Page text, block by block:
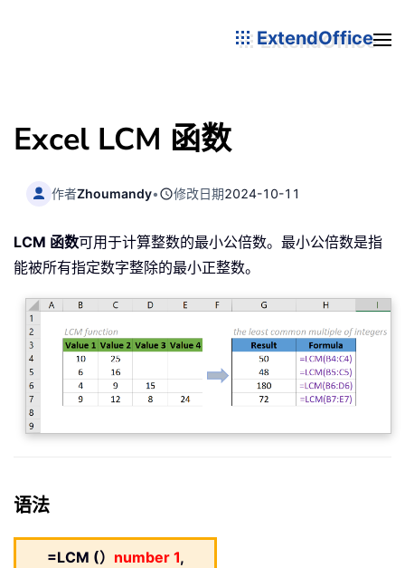
ExtendOffice
Excel LCM 函数
作者Zhoumandy• 修改日期2024-10-11
LCM 函数可用于计算整数的最小公倍数。最小公倍数是指
能被所有指定数字整除的最小正整数。
语法
=LCM (） number 1,